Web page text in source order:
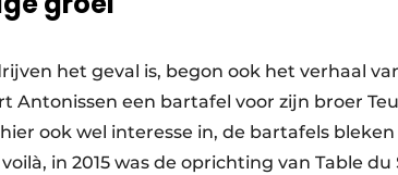
het geval is, begon ook het verhaal
Antonissen een bartafel voor zijn broer
ook wel interesse in, de bartafels
in 2015 was de oprichting van Table